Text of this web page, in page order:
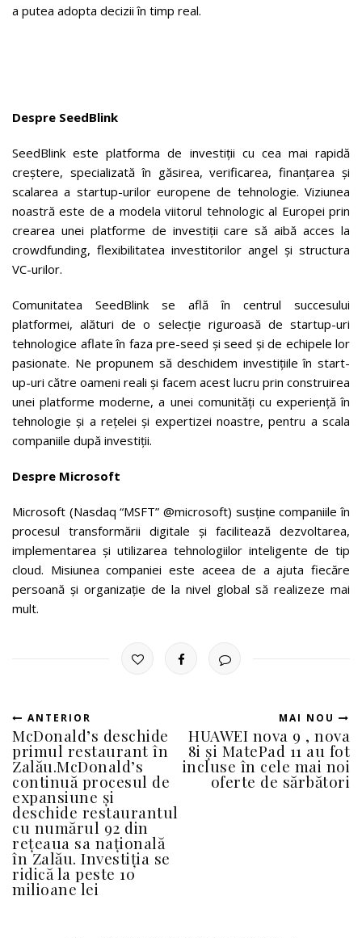
a putea adopta decizii în timp real.
Despre SeedBlink
SeedBlink este platforma de investiții cu cea mai rapidă
creștere, specializată în găsirea, verificarea, finanțarea și
scalarea a startup-urilor europene de tehnologie. Viziunea
noastră este de a modela viitorul tehnologic al Europei prin
crearea unei platforme de investiții care să aibă acces la
crowdfunding, flexibilitatea investitorilor angel și structura
VC-urilor.
Comunitatea SeedBlink se află în centrul succesului
platformei, alături de o selecție riguroasă de startup-uri
tehnologice aflate în faza pre-seed și seed și de echipele lor
pasionate. Ne propunem să deschidem investițiile în start-
up-uri către oameni reali și facem acest lucru prin construirea
unei platforme moderne, a unei comunități cu experiență în
tehnologie și a rețelei și expertizei noastre, pentru a scala
companiile după investiții.
Despre Microsoft
Microsoft (Nasdaq “MSFT” @microsoft) susține companiile în
procesul transformării digitale și facilitează dezvoltarea,
implementarea și utilizarea tehnologiilor inteligente de tip
cloud. Misiunea companiei este aceea de a ajuta fiecăre
persoană și organizație de la nivel global să realizeze mai
mult.
ANTERIOR
McDonald’s deschide
primul restaurant în
Zalău.McDonald’s
continuă procesul de
expansiune și
deschide restaurantul
cu numărul 92 din
rețeaua sa națională
în Zalău. Investiția se
ridică la peste 10
milioane lei
MAI NOU
HUAWEI nova 9 , nova
8i și MatePad 11 au fot
incluse în cele mai noi
oferte de sărbători